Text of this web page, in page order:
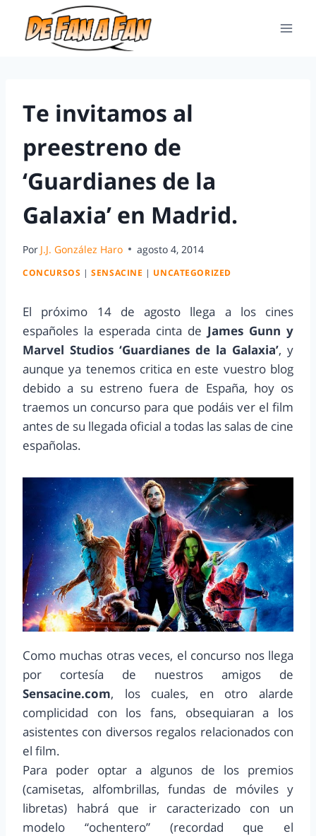
Te invitamos al
preestreno de
‘Guardianes de la
Galaxia’ en Madrid.
Por J.J. González Haro agosto 4, 2014
CONCURSOS |SENSACINE | UNCATEGORIZED
El próximo 14 de agosto llega a los cines
españoles la esperada cinta de James Gunn y
Marvel Studios ‘Guardianes de la Galaxia’, y
aunque ya tenemos critica en este vuestro blog
debido a su estreno fuera de España, hoy os
traemos un concurso para que podáis ver el film
antes de su llegada oficial a todas las salas de cine
españolas.
Como muchas otras veces, el concurso nos llega
por cortesía de nuestros amigos de
Sensacine.com, los cuales, en otro alarde
complicidad con los fans, obsequiaran a los
asistentes con diversos regalos relacionados con
el film.
Para poder optar a algunos de los premios
(camisetas, alfombrillas, fundas de móviles y
libretas) habrá que ir caracterizado con un
modelo “ochentero” (recordad que el